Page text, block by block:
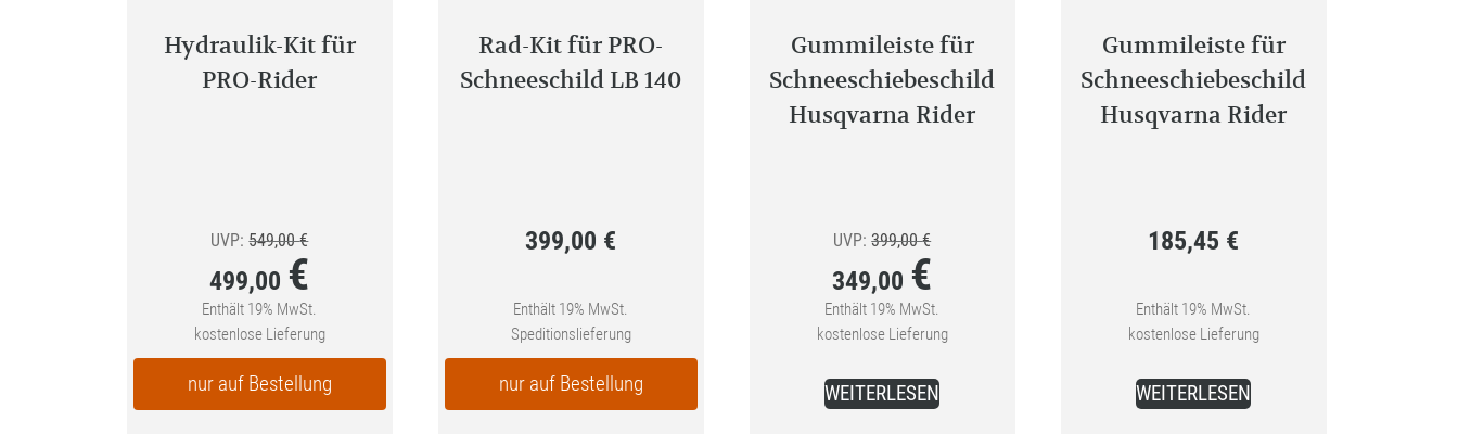
Hydraulik-Kit für
PRO-Rider
UVP: 549,00€Ursprünglicher
war:
549,00 €
499,00 €
Aktueller
ist:
Enthält 19% MwSt.
kostenlose Lieferung
nur auf Bestellung
Rad-Kit für PRO-
Schneeschild LB 140
399,00 €
Enthält 19% MwSt.
Speditionslieferung
nur auf Bestellung
Gummileiste für
Schneeschiebeschild
Husqvarna Rider
UVP: 399,00€Ursprünglicher
war:
399,00 €
349,00 €
Aktueller
ist:
Enthält 19% MwSt.
kostenlose Lieferung
WEITERLESEN
Gummileiste für
Schneeschiebeschild
Husqvarna Rider
185,45 €
Enthält 19% MwSt.
kostenlose Lieferung
WEITERLESEN